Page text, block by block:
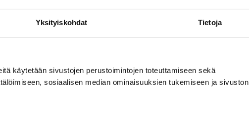
Yksityiskohdat Tietoja
käytetään sivustojen perustoimintojen toteuttamiseen sekä
sosiaalisen median ominaisuuksien tukemiseen ja sivuston
ja projektiseurantaa.
jatkaa rullaamistaan
talouspäällikön rekrytointiprosessin heti kesälomien
aloittaa työtehtävänsä joulukuussa, on Huovisen vuoro